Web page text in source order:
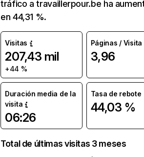
tráfico a travaillerpour.be ha
en 44,31 %.
Visitas
207,43 mil
+44 %
Páginas / Visita
3,96
Duración media de la
visita
06:26
Tasa de rebote
44,03 %
Total de últimas visitas 3 meses